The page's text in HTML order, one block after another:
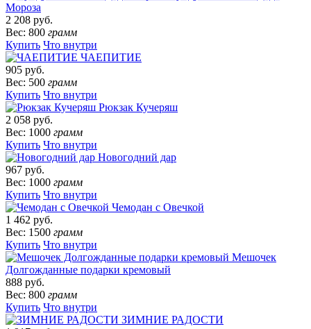
Мороза
2 208 руб.
Вес: 800 грамм
Купить Что внутри
ЧАЕПИТИЕ
905 руб.
Вес: 500 грамм
Купить Что внутри
Рюкзак Кучеряш
2 058 руб.
Вес: 1000 грамм
Купить Что внутри
Новогодний дар
967 руб.
Вес: 1000 грамм
Купить Что внутри
Чемодан с Овечкой
1 462 руб.
Вес: 1500 грамм
Купить Что внутри
Мешочек
Долгожданные подарки кремовый
888 руб.
Вес: 800 грамм
Купить Что внутри
ЗИМНИЕ РАДОСТИ